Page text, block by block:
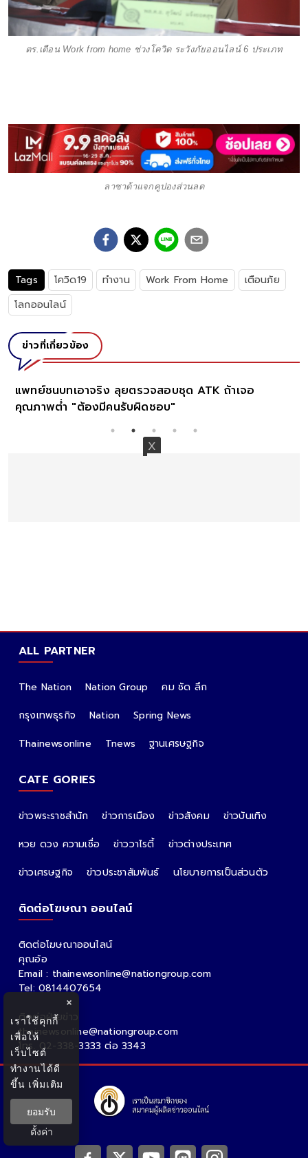
ตร.เตือน Work from home ช่วงโควิด ระวังภัยออนไลน์ 6 ประเภท
ลาซาด้าแจกคูปองส่วนลด
Tags โควิด19 ทำงาน Work From Home
เตือนภัย
โลกออนไลน์
ข่าวที่เกี่ยวข้อง
ALL PARTNER
The Nation Nation Group
คม ชัด ลึก
กรุงเทพธุรกิจ
Nation
Spring News
Thainewsonline
Tnews
CATE GORIES
ข่าวพระราชสำนัก ข่าวการเมือง ข่าวสังคม
หวย ดวง ความเชื่อ
ข่าวเศรษฐกิจ
ข่าวประชาสัมพันธ์ นโยบายการเป็นส่วนตัว
ติดต่อโฆษณา ออนไลน์
ติดต่อโฆษณาออนไลน์
คุณอ้อ
Email : thainewsonline@nationgroup.com
Tel: 0814407654
×
เราใช้คุกกี้
เพื่อให้
เว็บไซต์
ทำงานได้ดี
ขึ้น เพิ่มเติม
ยอมรับ
ตั้งค่า